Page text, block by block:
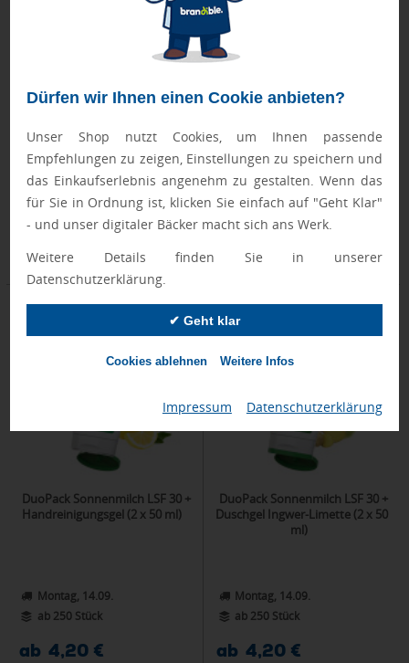
Dürfen wir Ihnen einen Cookie anbieten?
Unser Shop nutzt Cookies, um Ihnen passende
Empfehlungen zu zeigen, Einstellungen zu speichern und
das Einkaufserlebnis angenehm zu gestalten. Wenn das
für Sie in Ordnung ist, klicken Sie einfach auf "Geht Klar"
- und unser digitaler Bäcker macht sich ans Werk.
Weitere Details finden Sie in unserer
Datenschutzerklärung.
✔ Geht klar
Cookies ablehnen Weitere Infos
Impressum Datenschutzerklärung
Zahnputzbecher "Clean"
Donnerstag, 20.08.
ab 70 Stück
ab 0,82 €
Zellstoff Taschentücher 4-lagig
Montag, 21.09.
ab 3000 Stück
Preis auf Anfrage
DuoPack Sonnenmilch LSF 30 +
Handreinigungsgel (2 x 50 ml)
Montag, 14.09.
ab 250 Stück
ab 4,20 €
DuoPack Sonnenmilch LSF 30 +
Duschgel Ingwer-Limette (2 x 50
ml)
Montag, 14.09.
ab 250 Stück
ab 4,20 €